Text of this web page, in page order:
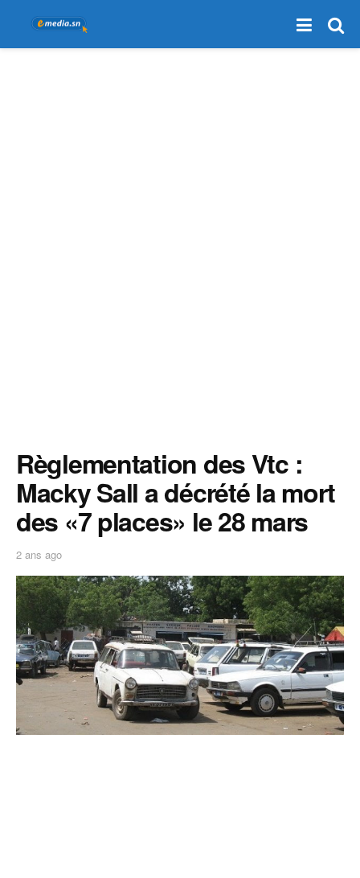
Règlementation des Vtc :
Macky Sall a décrété la mort
des «7 places» le 28 mars
2 ans ago